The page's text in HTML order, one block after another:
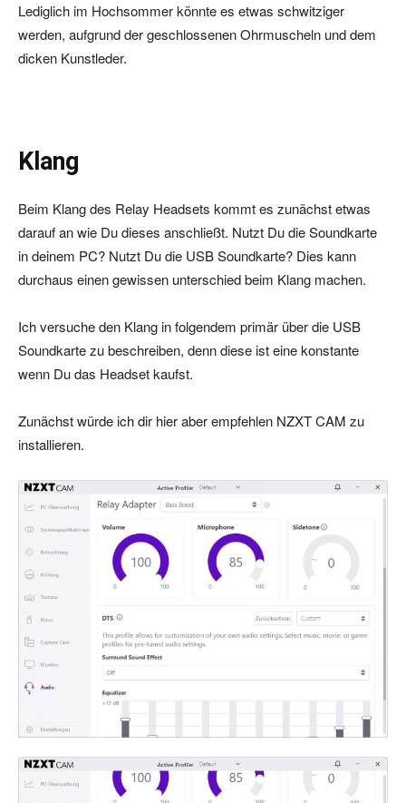
Lediglich im Hochsommer könnte es etwas schwitziger
werden, aufgrund der geschlossenen Ohrmuscheln und dem
dicken Kunstleder.
Klang
Beim Klang des Relay Headsets kommt es zunächst etwas
darauf an wie Du dieses anschließt. Nutzt Du die Soundkarte
in deinem PC? Nutzt Du die USB Soundkarte? Dies kann
durchaus einen gewissen unterschied beim Klang machen.
Ich versuche den Klang in folgendem primär über die USB
Soundkarte zu beschreiben, denn diese ist eine konstante
wenn Du das Headset kaufst.
Zunächst würde ich dir hier aber empfehlen NZXT CAM zu
installieren.